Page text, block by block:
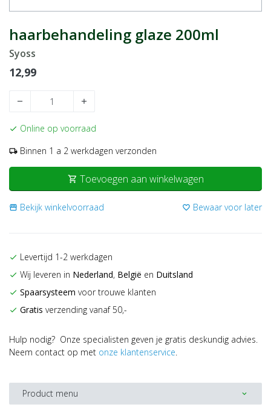
haarbehandeling glaze 200ml
Syoss
12,99
remove add
check Online op voorraad
local_shipping Binnen 1 a 2 werkdagen verzonden
shopping_cart Toevoegen aan winkelwagen
storefront Bekijk winkelvoorraad favorite_border Bewaar voor later
check Levertijd 1-2 werkdagen
check Wij leveren in Nederland, België en Duitsland
check Spaarsysteem voor trouwe klanten
check Gratis verzending vanaf 50,-
Hulp nodig? Onze specialisten geven je gratis deskundig advies.
Neem contact op met onze klantenservice.
Product menu expand_more